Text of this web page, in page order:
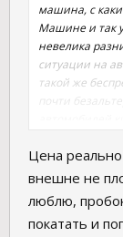
машина, с
Машине и так
невелика
ситуации на
такой же
почти
автомобилей
российских
перешедшим в
брендов,
Лагуна своего
сильно
Цена
внешне не
люблю,
покатать и